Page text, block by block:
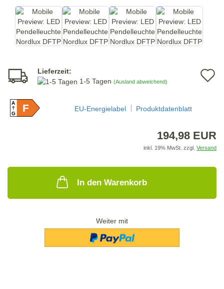
Lieferzeit:
1-5 Tagen (Ausland abweichend)
A
GF EU-Energielabel Produktdatenblatt
194,98 EUR
inkl. 19% MwSt. zzgl. Versand
In den Warenkorb
Weiter mit